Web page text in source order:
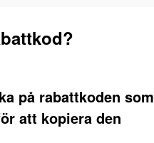
på rabattkoden som
att kopiera den